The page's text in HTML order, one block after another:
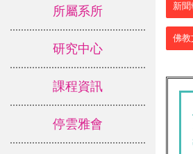
所屬系所
研究中心
課程資訊
停雲雅會
新
佛教